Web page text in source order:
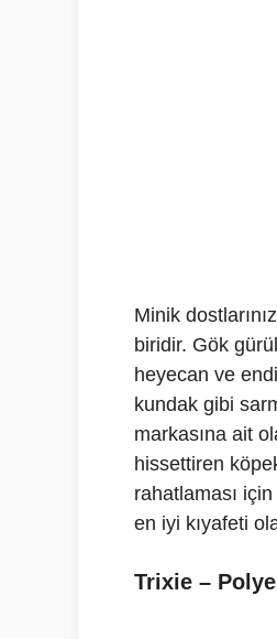
Minik
biridir. Gök
heyecan ve
kundak gibi
markasına ait
hissettiren
rahatlaması
en iyi kıyafeti
Trixie –